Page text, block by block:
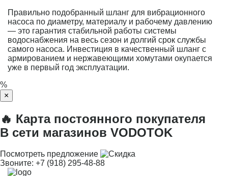
Правильно подобранный шланг для вибрационного
насоса по диаметру, материалу и рабочему давлению
— это гарантия стабильной работы системы
водоснабжения на весь сезон и долгий срок службы
самого насоса. Инвестиция в качественный шланг с
армированием и нержавеющими хомутами окупается
уже в первый год эксплуатации.
%
×
🔥 Карта постоянного покупателя
В сети магазинов VODOTOK
Посмотреть предложение
Звоните: +7 (918) 295-48-88